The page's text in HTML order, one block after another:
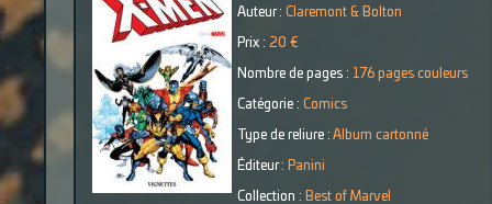
Auteur : Claremont & Bolton
Prix : 20 €
Nombre de pages : 176 pages couleurs
Catégorie : Comics
Type de reliure : Album cartonné
Éditeur : Panini
Collection : Best of Marvel